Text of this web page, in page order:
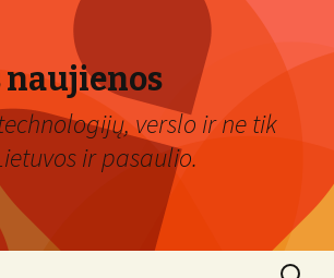
naujienos
verslo ir ne tik
ir pasaulio.
Ieškoti: